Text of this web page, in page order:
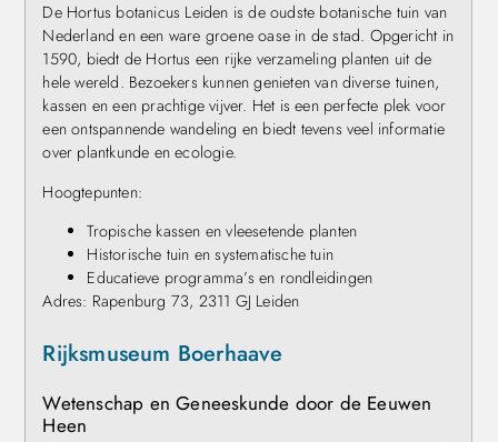
De Hortus botanicus Leiden is de oudste botanische tuin van
Nederland en een ware groene oase in de stad. Opgericht in
1590, biedt de Hortus een rijke verzameling planten uit de
hele wereld. Bezoekers kunnen genieten van diverse tuinen,
kassen en een prachtige vijver. Het is een perfecte plek voor
een ontspannende wandeling en biedt tevens veel informatie
over plantkunde en ecologie.
Hoogtepunten:
Tropische kassen en vleesetende planten
Historische tuin en systematische tuin
Educatieve programma’s en rondleidingen
Adres: Rapenburg 73, 2311 GJ Leiden
Rijksmuseum Boerhaave
Wetenschap en Geneeskunde door de Eeuwen
Heen